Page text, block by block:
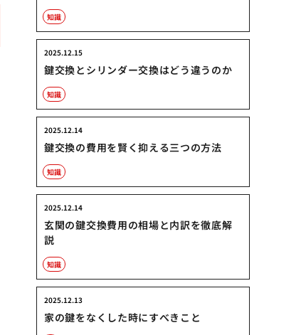
知識
鍵交換とシリンダー交換はどう違うのか
2025.12.15
知識
鍵交換の費用を賢く抑える三つの方法
2025.12.14
知識
玄関の鍵交換費用の相場と内訳を徹底解
説
2025.12.14
知識
家の鍵をなくした時にすべきこと
2025.12.13